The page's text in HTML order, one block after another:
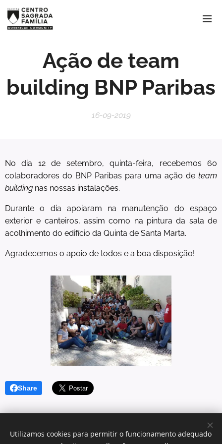
Ação de team
building BNP Paribas
16-09-2019
No dia 12 de setembro, quinta-feira, recebemos 60
colaboradores do BNP Paribas para uma ação de team
building nas nossas instalações.
Durante o dia apoiaram na manutenção do espaço
exterior e canteiros, assim como na pintura da sala de
acolhimento do edifício da Quinta de Santa Marta.
Agradecemos o apoio de todos e a boa disposição!
Share
Utilizamos cookies para permitir o funcionamento adequado